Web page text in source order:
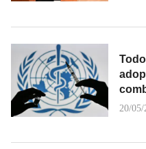
20/05/